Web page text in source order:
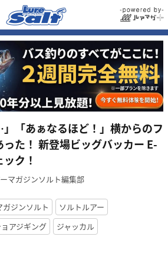
」「あぁなるほど！」横からのフ
た！ 新登場ビッグバッカー E-
ク！
マガジンソルト編集部
ガジンソルト
ソルトルアー
アジギング ジャッカル